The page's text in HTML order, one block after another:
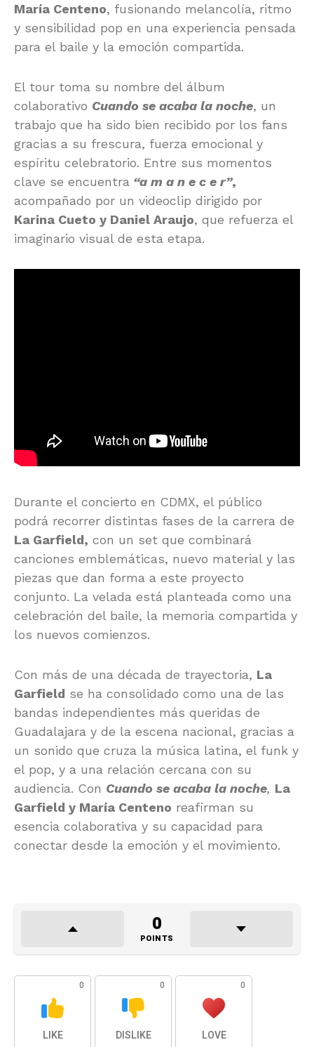
María Centeno, fusionando melancolía, ritmo
y sensibilidad pop en una experiencia pensada
para el baile y la emoción compartida.
El tour toma su nombre del álbum
colaborativo Cuando se acaba la noche, un
trabajo que ha sido bien recibido por los fans
gracias a su frescura, fuerza emocional y
espíritu celebratorio. Entre sus momentos
clave se encuentra “a m a n e c e r”,
acompañado por un videoclip dirigido por
Karina Cueto y Daniel Araujo, que refuerza el
imaginario visual de esta etapa.
Durante el concierto en CDMX, el público
podrá recorrer distintas fases de la carrera de
La Garfield, con un set que combinará
canciones emblemáticas, nuevo material y las
piezas que dan forma a este proyecto
conjunto. La velada está planteada como una
celebración del baile, la memoria compartida y
los nuevos comienzos.
Con más de una década de trayectoria, La
Garfield se ha consolidado como una de las
bandas independientes más queridas de
Guadalajara y de la escena nacional, gracias a
un sonido que cruza la música latina, el funk y
el pop, y a una relación cercana con su
audiencia. Con Cuando se acaba la noche, La
Garfield y María Centeno reafirman su
esencia colaborativa y su capacidad para
conectar desde la emoción y el movimiento.
0
POINTS
0
LIKE
0
DISLIKE
0
LOVE